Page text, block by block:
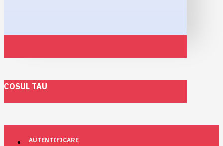
COSUL TAU
AUTENTIFICARE